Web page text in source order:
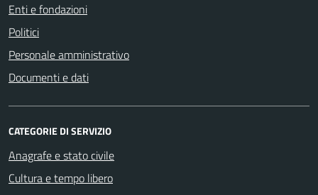
Enti e fondazioni
Politici
Personale amministrativo
Documenti e dati
CATEGORIE DI SERVIZIO
Anagrafe e stato civile
Cultura e tempo libero